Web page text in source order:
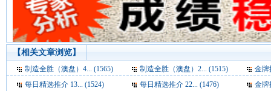
【相关文章浏览】
制造全胜（澳盘）4... (1565) 制造全胜（澳盘）2... (1515)
金牌
每日精选推介 13... (1524)
每日精选推介 22... (1476)
金牌